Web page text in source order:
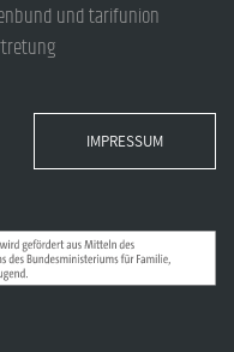
und tarifunion
IMPRESSUM